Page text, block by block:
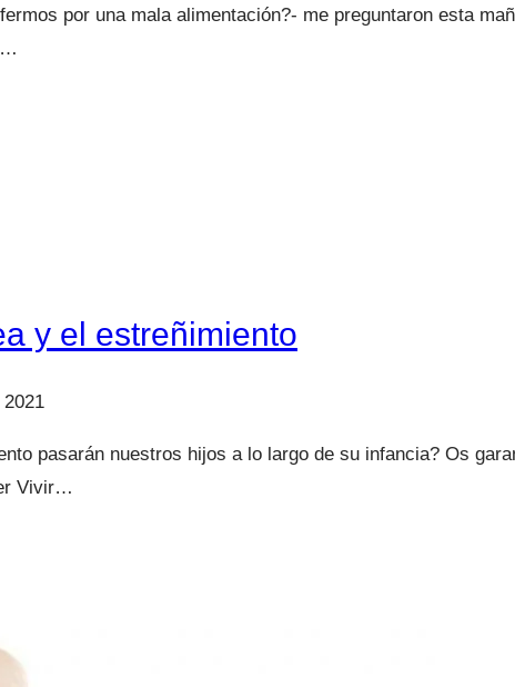
por una mala alimentación?- me preguntaron esta
y el estreñimiento
pasarán nuestros hijos a lo largo de su infancia? Os
Vivir…